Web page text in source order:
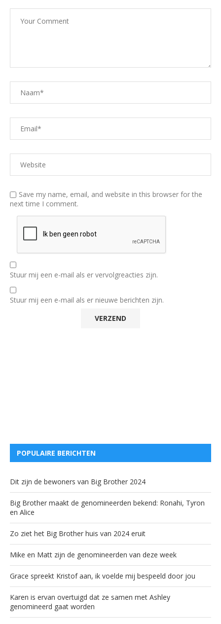
Save my name, email, and website in this browser for the
next time I comment.
Stuur mij een e-mail als er vervolgreacties zijn.
Stuur mij een e-mail als er nieuwe berichten zijn.
POPULAIRE BERICHTEN
Dit zijn de bewoners van Big Brother 2024
Big Brother maakt de genomineerden bekend: Ronahi, Tyron
en Alice
Zo ziet het Big Brother huis van 2024 eruit
Mike en Matt zijn de genomineerden van deze week
Grace spreekt Kristof aan, ik voelde mij bespeeld door jou
Karen is ervan overtuigd dat ze samen met Ashley
genomineerd gaat worden